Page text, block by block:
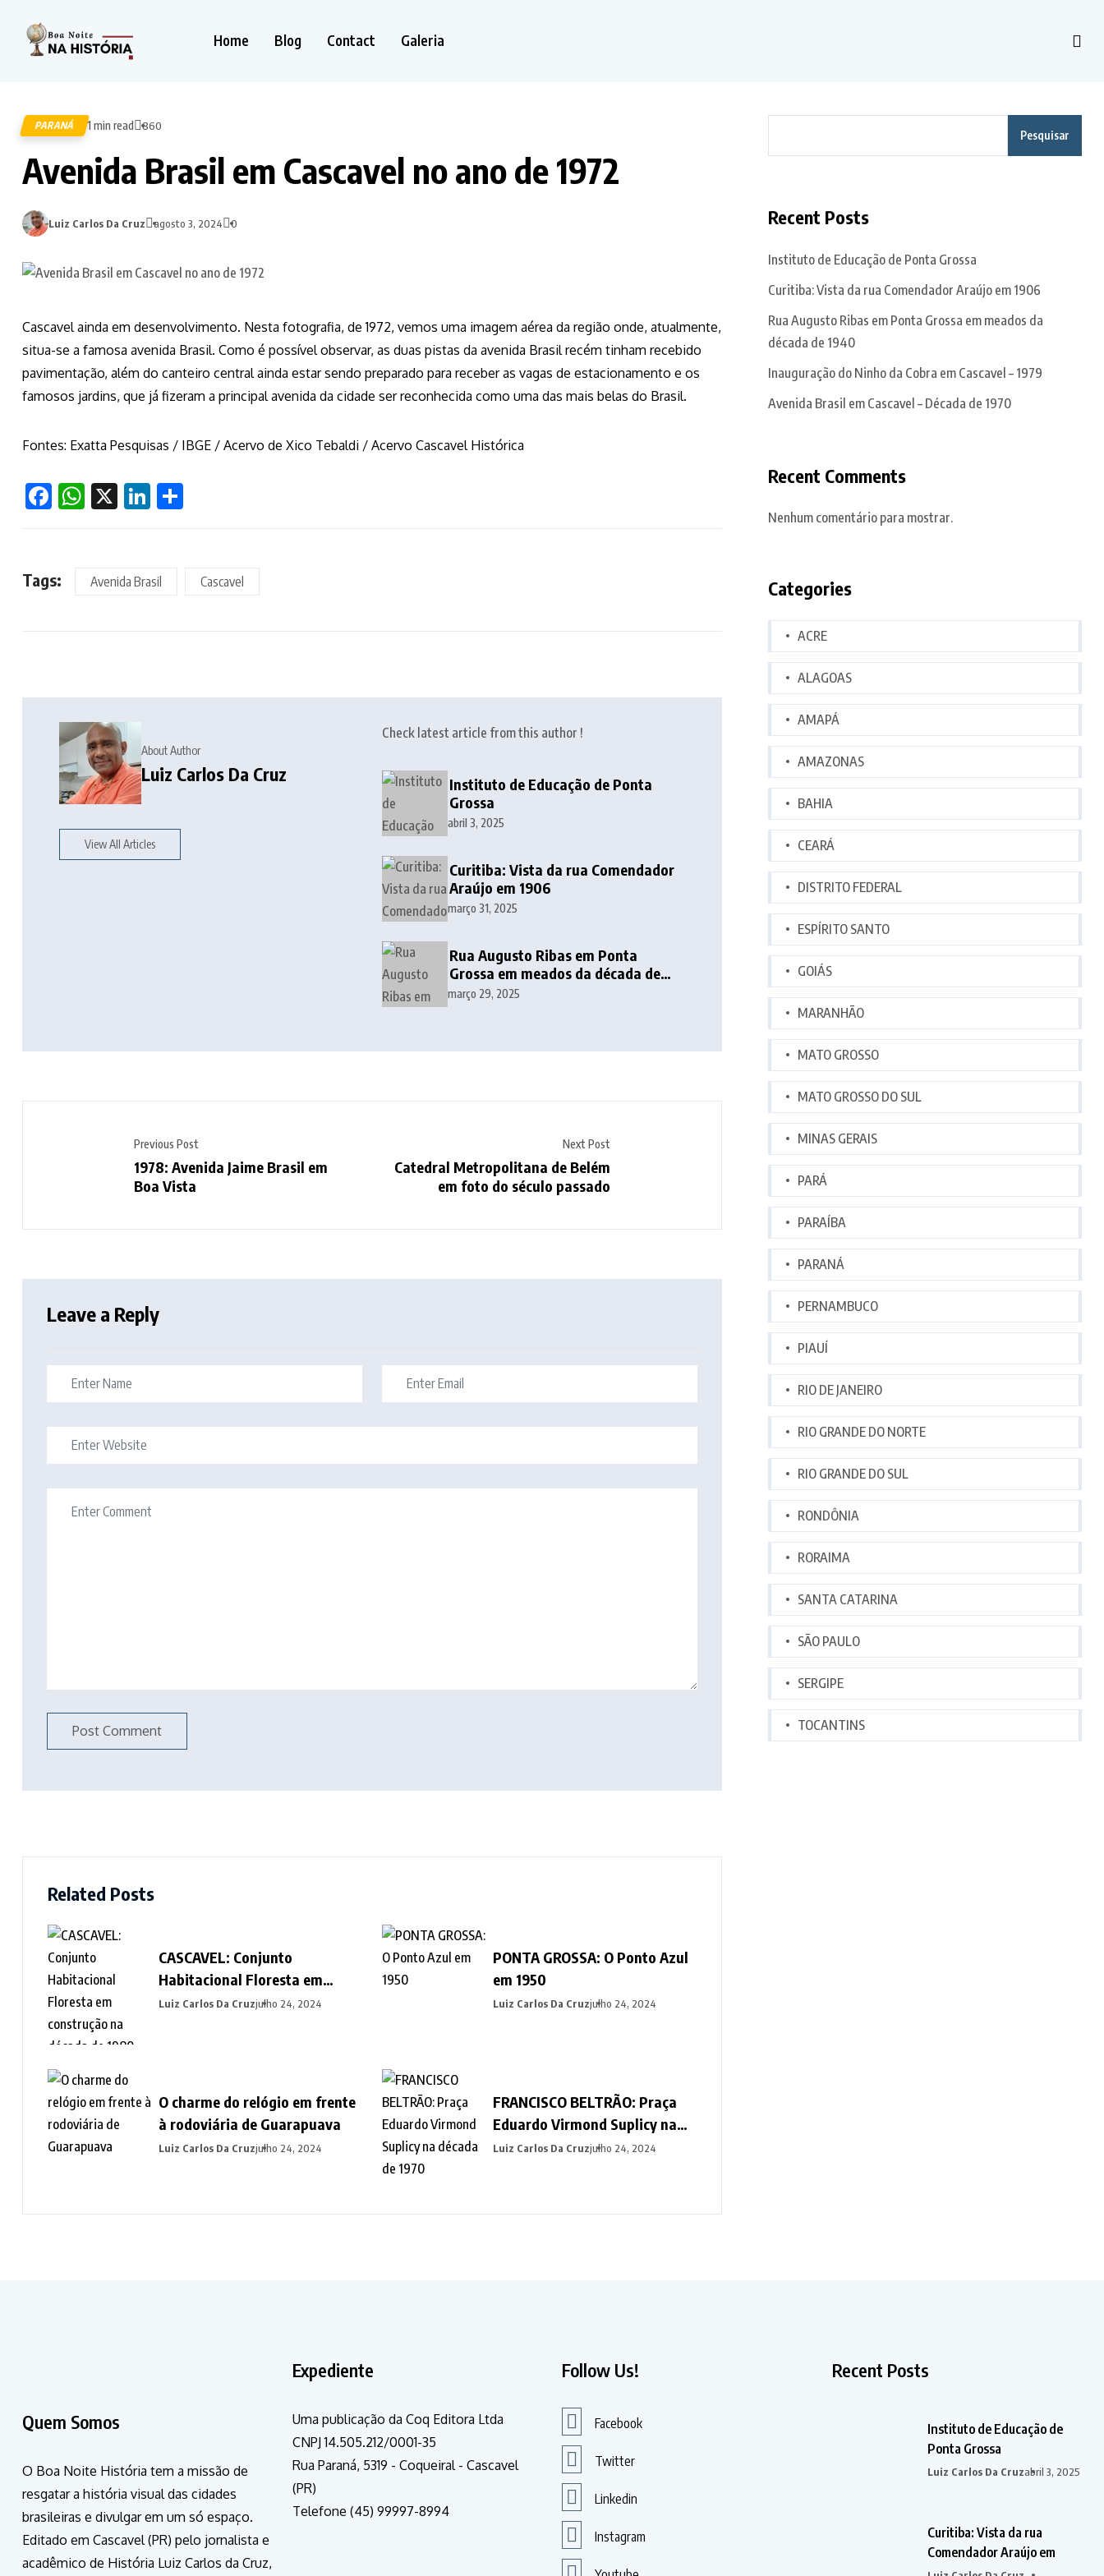
Home Blog Contact Galeria
PARANÁ 1 min read 860
Avenida Brasil em Cascavel no ano de 1972
Luiz Carlos Da Cruz agosto 3, 2024 0
Cascavel ainda em desenvolvimento. Nesta fotografia, de 1972, vemos uma imagem aérea da região onde, atualmente,
situa-se a famosa avenida Brasil. Como é possível observar, as duas pistas da avenida Brasil recém tinham recebido
pavimentação, além do canteiro central ainda estar sendo preparado para receber as vagas de estacionamento e os
famosos jardins, que já fizeram a principal avenida da cidade ser reconhecida como uma das mais belas do Brasil.
Fontes: Exatta Pesquisas / IBGE / Acervo de Xico Tebaldi / Acervo Cascavel Histórica
Facebook
WhatsApp
X LinkedIn
Tags: Avenida Brasil Cascavel
About Author
Luiz Carlos Da Cruz
View All Articles
Check latest article from this author !
Instituto de Educação de Ponta
Grossa
abril 3, 2025
Curitiba: Vista da rua Comendador
Araújo em 1906
março 31, 2025
Rua Augusto Ribas em Ponta
Grossa em meados da década de
1940
março 29, 2025
Previous Post
1978: Avenida Jaime Brasil em
Boa Vista
Next Post
Catedral Metropolitana de Belém
em foto do século passado
Leave a Reply
Related Posts
CASCAVEL: Conjunto
Habitacional Floresta em
construção na década de 1980
Luiz Carlos Da Cruzjulho 24, 2024
PONTA GROSSA: O Ponto Azul
em 1950
Luiz Carlos Da Cruzjulho 24, 2024
O charme do relógio em frente
à rodoviária de Guarapuava
Luiz Carlos Da Cruzjulho 24, 2024
FRANCISCO BELTRÃO: Praça
Eduardo Virmond Suplicy na
década de 1970
Luiz Carlos Da Cruzjulho 24, 2024
Pesquisar
Recent Posts
Instituto de Educação de Ponta Grossa
Curitiba: Vista da rua Comendador Araújo em 1906
Rua Augusto Ribas em Ponta Grossa em meados da
década de 1940
Inauguração do Ninho da Cobra em Cascavel – 1979
Avenida Brasil em Cascavel – Década de 1970
Recent Comments
Nenhum comentário para mostrar.
Categories
ACRE
ALAGOAS
AMAPÁ
AMAZONAS
BAHIA
CEARÁ
DISTRITO FEDERAL
ESPÍRITO SANTO
GOIÁS
MARANHÃO
MATO GROSSO
MATO GROSSO DO SUL
MINAS GERAIS
PARÁ
PARAÍBA
PARANÁ
PERNAMBUCO
PIAUÍ
RIO DE JANEIRO
RIO GRANDE DO NORTE
RIO GRANDE DO SUL
RONDÔNIA
RORAIMA
SANTA CATARINA
SÃO PAULO
SERGIPE
TOCANTINS
Quem Somos
O Boa Noite História tem a missão de
resgatar a história visual das cidades
brasileiras e divulgar em um só espaço.
Editado em Cascavel (PR) pelo jornalista e
acadêmico de História Luiz Carlos da Cruz,
Expediente
Uma publicação da Coq Editora Ltda
CNPJ 14.505.212/0001-35
Rua Paraná, 5319 - Coqueiral - Cascavel
(PR)
Telefone (45) 99997-8994
Follow Us!
Facebook
Twitter
Linkedin
Instagram
Recent Posts
Instituto de Educação de
Ponta Grossa
Luiz Carlos Da Cruzabril 3, 2025
Curitiba: Vista da rua
Comendador Araújo em